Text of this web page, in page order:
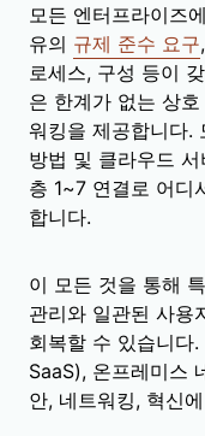
모든 엔터프라이즈
유의 규제 준수 요구
로세스, 구성 등이
은 한계가 없는 상
워킹을 제공합니다.
방법 및 클라우드
층 1~7 연결로 어디
합니다.
이 모든 것을 통해
관리와 일관된 사용
회복할 수 있습니다
SaaS), 온프레미스
안, 네트워킹, 혁신